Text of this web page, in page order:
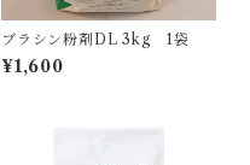
ブラシン粉剤DL 3kg 1袋
¥1,600